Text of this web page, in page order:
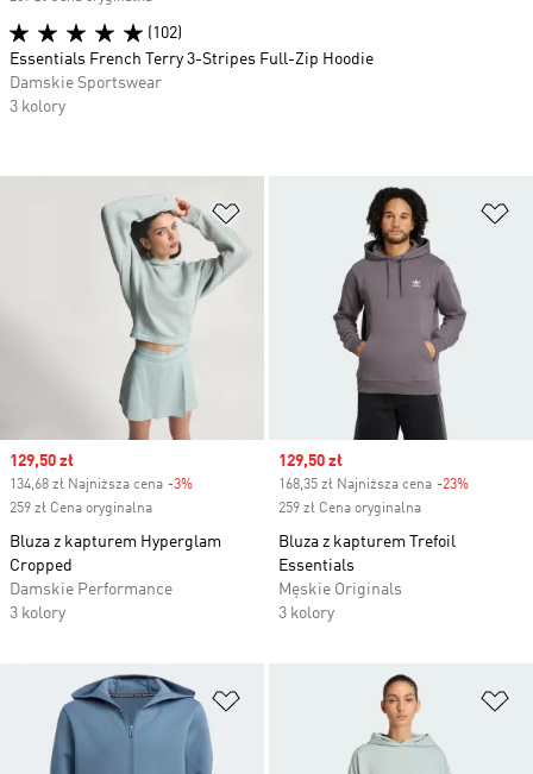
Dodaj do listy życzeń
Sale price
129,50 zł
134,68 zł Najniższa cena -3%
259 zł Cena oryginalna
Bluza z kapturem Hyperglam
Cropped
Damskie Performance
3 kolory
Sale price
129,50 zł
168,35 zł Najniższa cena -23%
259 zł Cena oryginalna
Bluza z kapturem Trefoil
Essentials
Męskie Originals
3 kolory
Dodaj do listy życzeń
(102)
Essentials French Terry 3-Stripes Full-Zip Hoodie
Damskie Sportswear
3 kolory